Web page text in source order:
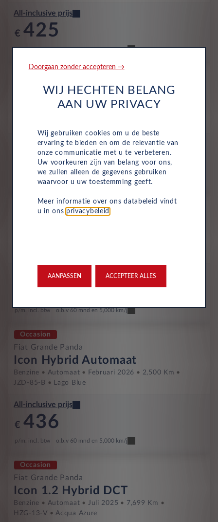
All-inclusive prijs
€ 425
p/m. incl. btw o.b.v 60 mnd en 5,000 km/j
Fiat Grande Panda
La Prima EV 44kWh 113 AC 11kW
All-inclusive prijs
429
p/m. incl. btw o.b.v 60 mnd en 5,000 km/j
Occasion
Fiat Grande Panda
All-inclusive prijs
433
p/m. incl. btw o.b.v 60 mnd en 5,000 km/j
Occasion
Fiat Grande Panda
Icon Hybrid Automaat
Benzine Automaat Februari 2026
2,500 Km
JZD-85-B
Lago Blue
All-inclusive prijs
€ 436
p/m. incl. btw o.b.v 60 mnd en 5,000 km/j
Occasion
Fiat Grande Panda
Icon 1.2 Hybrid DCT
Benzine Automaat Juli 2025
7,699 Km
HZG-13-V
Acqua Azure
Doorgaan zonder accepteren →
WIJ HECHTEN BELANG
AAN UW PRIVACY
Wij gebruiken cookies om u de beste
ervaring te bieden en om de relevantie van
onze communicatie met u te verbeteren.
Uw voorkeuren zijn van belang voor ons,
we zullen alleen de gegevens gebruiken
waarvoor u uw toestemming geeft.
Meer informatie over ons databeleid vindt
u in ons privacybeleid
AANPASSEN ACCEPTEER ALLES